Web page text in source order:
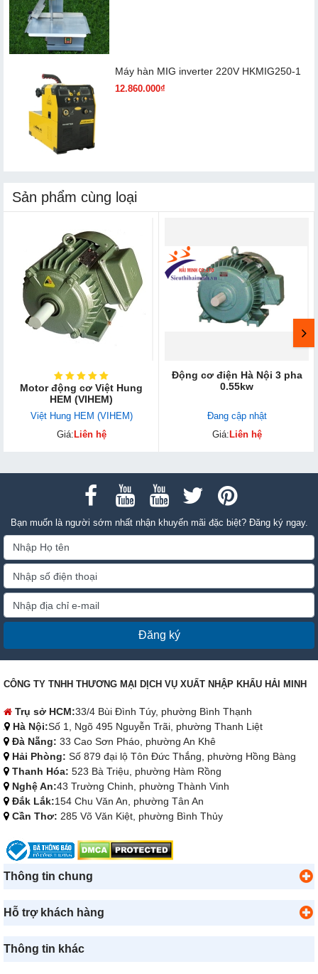
Máy hàn MIG inverter 220V HKMIG250-1
12.860.000₫
Sản phẩm cùng loại
Motor động cơ Việt Hung
HEM (VIHEM)
Việt Hung HEM (VIHEM)
Giá: Liên hệ
Động cơ điện Hà Nội 3 pha
0.55kw
Đang cập nhật
Giá: Liên hệ
Bạn muốn là người sớm nhất nhận khuyến mãi đặc biệt? Đăng ký ngay.
Đăng ký
CÔNG TY TNHH THƯƠNG MẠI DỊCH VỤ XUẤT NHẬP KHẨU HẢI MINH
Trụ sở HCM:33/4 Bùi Đình Túy, phường Bình Thạnh
Hà Nội:Số 1, Ngõ 495 Nguyễn Trãi, phường Thanh Liệt
Đà Nẵng: 33 Cao Sơn Pháo, phường An Khê
Hải Phòng: Số 879 đại lộ Tôn Đức Thắng, phường Hồng Bàng
Thanh Hóa: 523 Bà Triệu, phường Hàm Rồng
Nghệ An:43 Trường Chinh, phường Thành Vinh
Đắk Lắk:154 Chu Văn An, phường Tân An
Cần Thơ: 285 Võ Văn Kiệt, phường Bình Thủy
Thông tin chung
Hỗ trợ khách hàng
Thông tin khác